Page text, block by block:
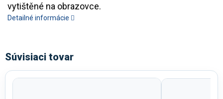
vytištěné na obrazovce.
Detailné informácie
Súvisiaci tovar